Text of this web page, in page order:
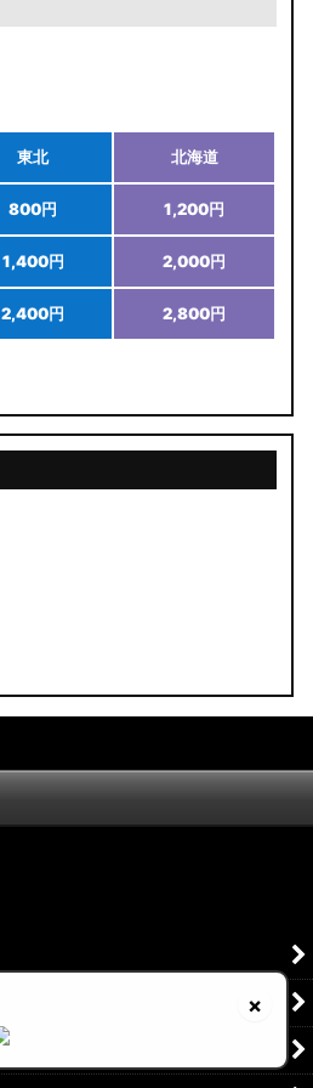
東北 北海道
800円 1,200円
1,400円 2,000円
2,400円 2,800円
×